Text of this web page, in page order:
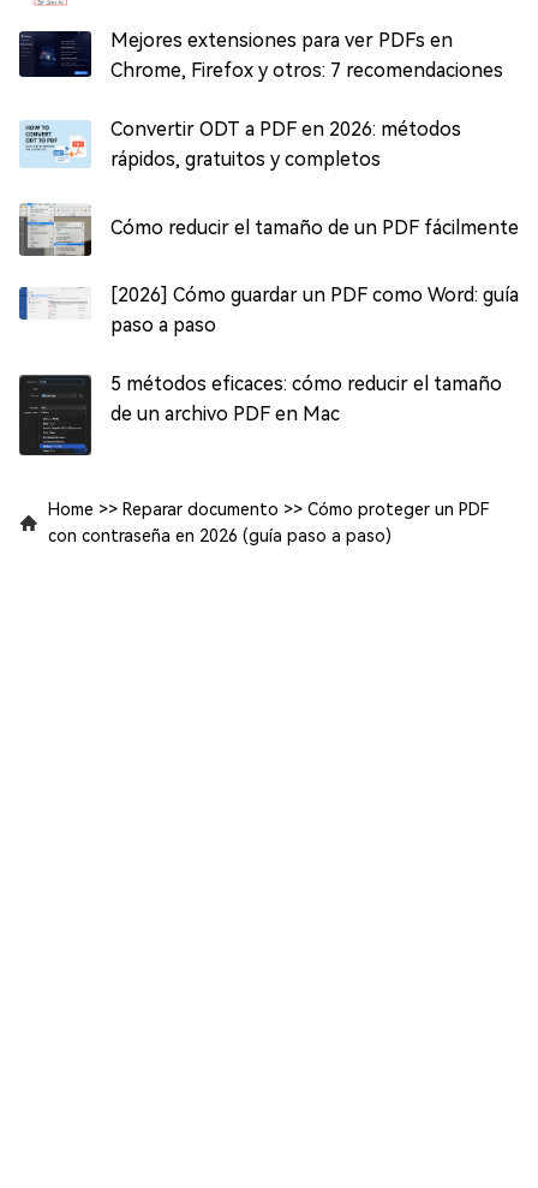
Mejores extensiones para ver PDFs en
Chrome, Firefox y otros: 7 recomendaciones
Convertir ODT a PDF en 2026: métodos
rápidos, gratuitos y completos
Cómo reducir el tamaño de un PDF fácilmente
[2026] Cómo guardar un PDF como Word: guía
paso a paso
5 métodos eficaces: cómo reducir el tamaño
de un archivo PDF en Mac
Home >> Reparar documento >> Cómo proteger un PDF
con contraseña en 2026 (guía paso a paso)